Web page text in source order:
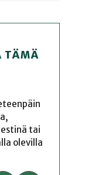
TÄMÄ
tai
olevilla